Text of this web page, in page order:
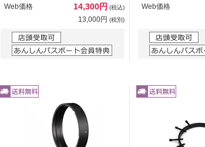
Web価格 14,300円 (税込)
13,000円 (税別)
Web価格